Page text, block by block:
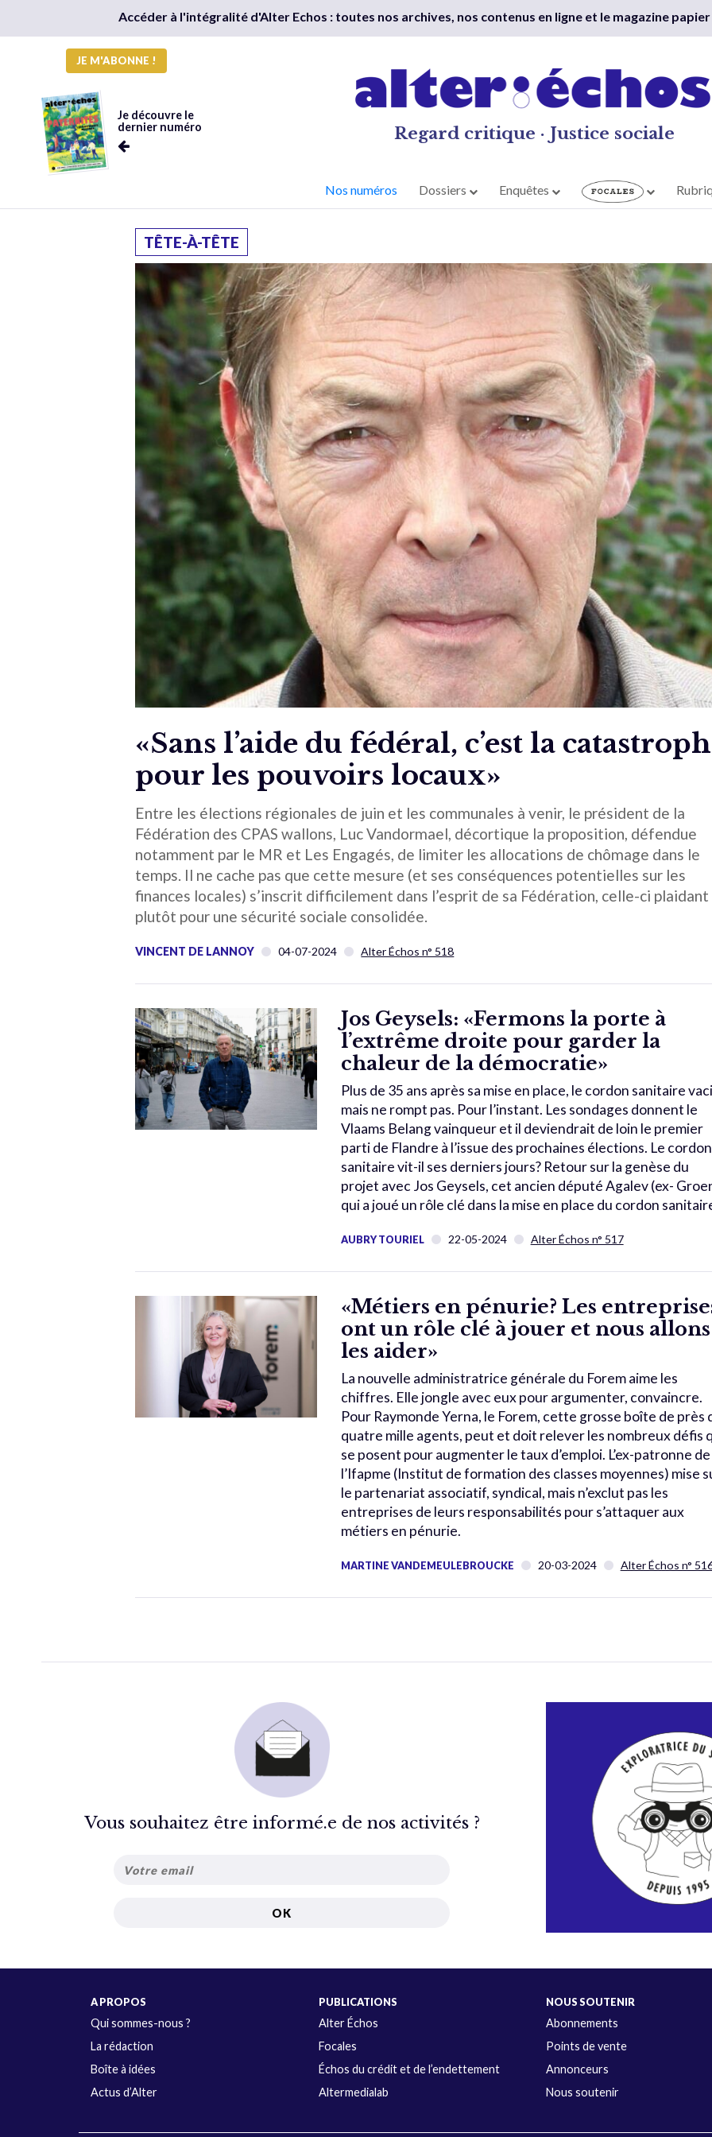
Accéder à l'intégralité d'Alter Echos : toutes nos archives, nos contenus en ligne et le magazine
JE M'ABONNE !
Je découvre le
dernier numéro
Regard critique · Justice sociale
Nos numéros Dossiers Enquêtes
TÊTE-À-TÊTE
«Sans l’aide du fédéral, c’est la
pour les pouvoirs locaux»
Entre les élections régionales de juin et les communales à venir, le président de la
Fédération des CPAS wallons, Luc Vandormael, décortique la proposition, défendue
notamment par le MR et Les Engagés, de limiter les allocations de chômage dans le
temps. Il ne cache pas que cette mesure (et ses conséquences potentielles sur les
finances locales) s’inscrit difficilement dans l’esprit de sa Fédération, celle-ci plaidant
plutôt pour une sécurité sociale consolidée.
VINCENT DE LANNOY 04-07-2024 Alter Échos n° 518
Jos Geysels: «Fermons la porte à
l’extrême droite pour garder la
chaleur de la démocratie»
Plus de 35 ans après sa mise en place, le cordon sanitaire
mais ne rompt pas. Pour l’instant. Les sondages donnent le
Vlaams Belang vainqueur et il deviendrait de loin le premier
parti de Flandre à l’issue des prochaines élections. Le cordon
sanitaire vit-il ses derniers jours? Retour sur la genèse du
projet avec Jos Geysels, cet ancien député Agalev (ex-
qui a joué un rôle clé dans la mise en place du cordon
AUBRY TOURIEL 22-05-2024 Alter Échos n° 517
«Métiers en pénurie? Les
ont un rôle clé à jouer et nous allons
les aider»
La nouvelle administratrice générale du Forem aime les
chiffres. Elle jongle avec eux pour argumenter, convaincre.
Pour Raymonde Yerna, le Forem, cette grosse boîte de près
quatre mille agents, peut et doit relever les nombreux défis
se posent pour augmenter le taux d’emploi. L’ex-patronne de
l’Ifapme (Institut de formation des classes moyennes) mise
le partenariat associatif, syndical, mais n’exclut pas les
entreprises de leurs responsabilités pour s’attaquer aux
métiers en pénurie.
MARTINE VANDEMEULEBROUCKE 20-03-2024 Alter Échos n°
Vous souhaitez être informé.e de nos activités ?
A PROPOS
Qui sommes-nous ?
La rédaction
Boîte à idées
Actus d’Alter
PUBLICATIONS
Alter Échos
Focales
Échos du crédit et de l’endettement
Altermedialab
NOUS SOUTENIR
Abonnements
Points de vente
Annonceurs
Nous soutenir